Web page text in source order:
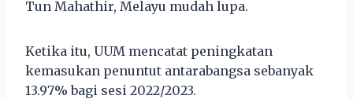
Tun Mahathir, Melayu mudah lupa.
Ketika itu, UUM mencatat peningkatan
kemasukan penuntut antarabangsa sebanyak
13.97% bagi sesi 2022/2023.